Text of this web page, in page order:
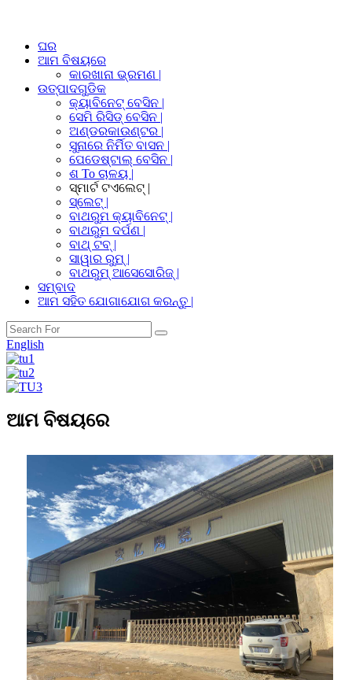
ଘର
ଆମ ବିଷୟରେ
କାରଖାନା ଭ୍ରମଣ |
ଉତ୍ପାଦଗୁଡିକ
କ୍ୟାବିନେଟ୍ ବେସିନ |
ସେମି ରିସିଡ୍ ବେସିନ |
ଅଣ୍ଡରକାଉଣ୍ଟର |
ସୁନାରେ ନିର୍ମିତ ବାସନ |
ପେଡେଷ୍ଟାଲ୍ ବେସିନ |
ଶ To ଚାଳୟ |
ସ୍ମାର୍ଟ ଟଏଲେଟ୍ |
ସ୍ଲେଟ୍ |
ବାଥରୁମ କ୍ୟାବିନେଟ୍ |
ବାଥରୁମ ଦର୍ପଣ |
ବାଥ୍ ଟବ୍ |
ସାୱାର ରୁମ୍ |
ବାଥରୁମ୍ ଆସେସୋରିଜ୍ |
ସମ୍ବାଦ
ଆମ ସହିତ ଯୋଗାଯୋଗ କରନ୍ତୁ |
English
ଆମ ବିଷୟରେ